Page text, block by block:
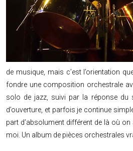
de musique, mais c’est l’orientation
fondre une composition orchestrale
solo de jazz, suivi par la réponse du
d’ouverture, et parfois je continue
part d’absolument différent de là où
moi. Un album de pièces orchestrales